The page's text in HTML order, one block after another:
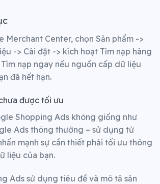
Merchant Center, chọn Sản phẩm ->
-> Cài đặt -> kích hoạt Tìm nạp hàng
nạp ngay nếu nguồn cấp dữ liệu
đã hết hạn.
được tối ưu
Shopping Ads không giống như
Ads thông thường – sử dụng từ
mạnh sự cần thiết phải tối ưu thông
liệu của bạn.
Ads sử dụng tiêu đề và mô tả sản